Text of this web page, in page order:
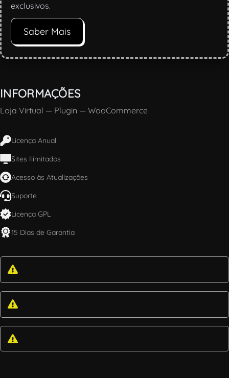
exclusivos.
Saber Mais
INFORMAÇÕES
Loja Virtual — Plugin — WooCommerce
Licença Anual
Sites Ilimitados
Acesso às Atualizações
Suporte
Licença GPL
15 Dias de Garantia